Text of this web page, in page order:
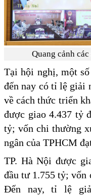
Quang cảnh
Tại hội nghị, một
đến nay có tỉ lệ giải
về cách thức triển
được giao 4.437 tỷ
tỷ; vốn chi thường
ngân của TPHCM
TP. Hà Nội được
đầu tư 1.755 tỷ; vốn
Đến nay, tỉ lệ